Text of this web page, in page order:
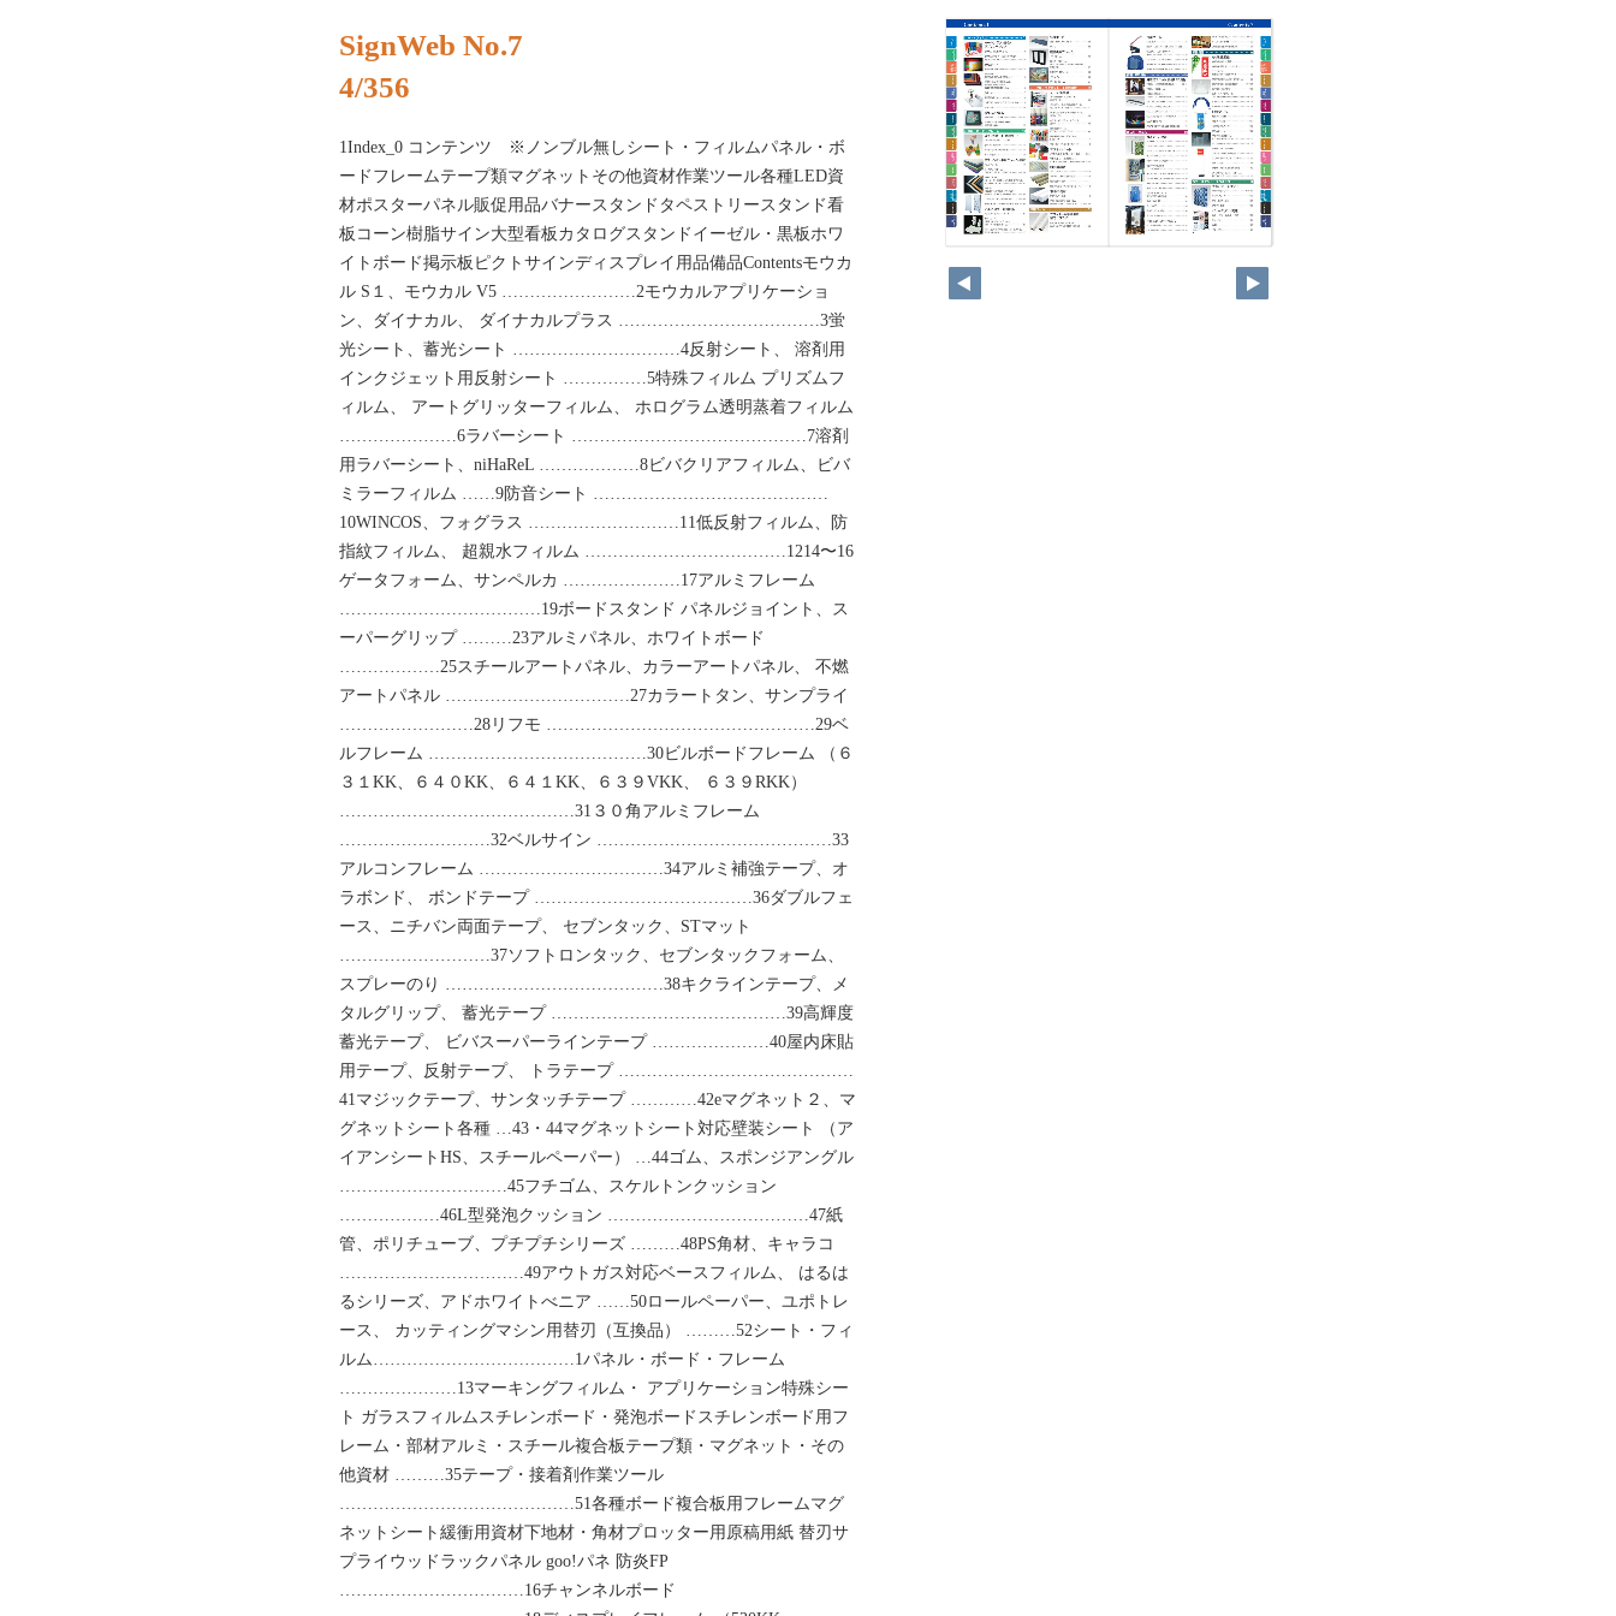
SignWeb No.7
4/356
1Index_0 コンテンツ ※ノンブル無しシート・フィルムパネル・ボ
ードフレームテープ類マグネットその他資材作業ツール各種LED資
材ポスターパネル販促用品バナースタンドタペストリースタンド看
板コーン樹脂サイン大型看板カタログスタンドイーゼル・黒板ホワ
イトボード掲示板ピクトサインディスプレイ用品備品Contentsモウカ
ル S１、モウカル V5 ……………………2モウカルアプリケーショ
ン、ダイナカル、 ダイナカルプラス ………………………………3蛍
光シート、蓄光シート …………………………4反射シート、 溶剤用
インクジェット用反射シート ……………5特殊フィルム プリズムフ
ィルム、 アートグリッターフィルム、 ホログラム透明蒸着フィルム
…………………6ラバーシート ……………………………………7溶剤
用ラバーシート、niHaReL ………………8ビバクリアフィルム、ビバ
ミラーフィルム ……9防音シート ……………………………………
10WINCOS、フォグラス ………………………11低反射フィルム、防
指紋フィルム、 超親水フィルム ………………………………1214〜16
ゲータフォーム、サンペルカ …………………17アルミフレーム
………………………………19ボードスタンド パネルジョイント、ス
ーパーグリップ ………23アルミパネル、ホワイトボード
………………25スチールアートパネル、カラーアートパネル、 不燃
アートパネル ……………………………27カラートタン、サンプライ
……………………28リフモ …………………………………………29ベ
ルフレーム …………………………………30ビルボードフレーム （６
３１KK、６４０KK、６４１KK、６３９VKK、 ６３９RKK）
……………………………………31３０角アルミフレーム
………………………32ベルサイン ……………………………………33
アルコンフレーム ……………………………34アルミ補強テープ、オ
ラボンド、 ボンドテープ …………………………………36ダブルフェ
ース、ニチバン両面テープ、 セブンタック、STマット
………………………37ソフトロンタック、セブンタックフォーム、
スプレーのり …………………………………38キクラインテープ、メ
タルグリップ、 蓄光テープ ……………………………………39高輝度
蓄光テープ、 ビバスーパーラインテープ …………………40屋内床貼
用テープ、反射テープ、 トラテープ ……………………………………
41マジックテープ、サンタッチテープ …………42eマグネット２、マ
グネットシート各種 …43・44マグネットシート対応壁装シート （ア
イアンシートHS、スチールペーパー） …44ゴム、スポンジアングル
…………………………45フチゴム、スケルトンクッション
………………46L型発泡クッション ………………………………47紙
管、ポリチューブ、プチプチシリーズ ………48PS角材、キャラコ
……………………………49アウトガス対応ベースフィルム、 はるは
るシリーズ、アドホワイトべニア ……50ロールペーパー、ユポトレ
ース、 カッティングマシン用替刃（互換品） ………52シート・フィ
ルム………………………………1パネル・ボード・フレーム
…………………13マーキングフィルム・ アプリケーション特殊シー
ト ガラスフィルムスチレンボード・発泡ボードスチレンボード用フ
レーム・部材アルミ・スチール複合板テープ類・マグネット・その
他資材 ………35テープ・接着剤作業ツール
……………………………………51各種ボード複合板用フレームマグ
ネットシート緩衝用資材下地材・角材プロッター用原稿用紙 替刃サ
プライウッドラックパネル goo!パネ 防炎FP
……………………………16チャンネルボード